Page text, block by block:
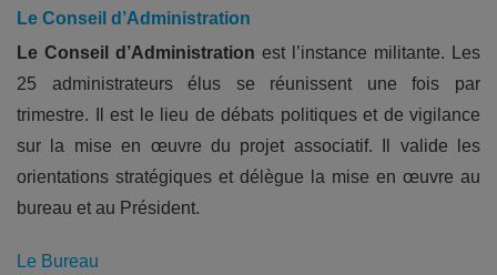
Le Conseil d’Administration
Le Conseil d’Administration est l’instance militante. Les
25 administrateurs élus se réunissent une fois par
trimestre. Il est le lieu de débats politiques et de vigilance
sur la mise en œuvre du projet associatif. Il valide les
orientations stratégiques et délègue la mise en œuvre au
bureau et au Président.
Le Bureau